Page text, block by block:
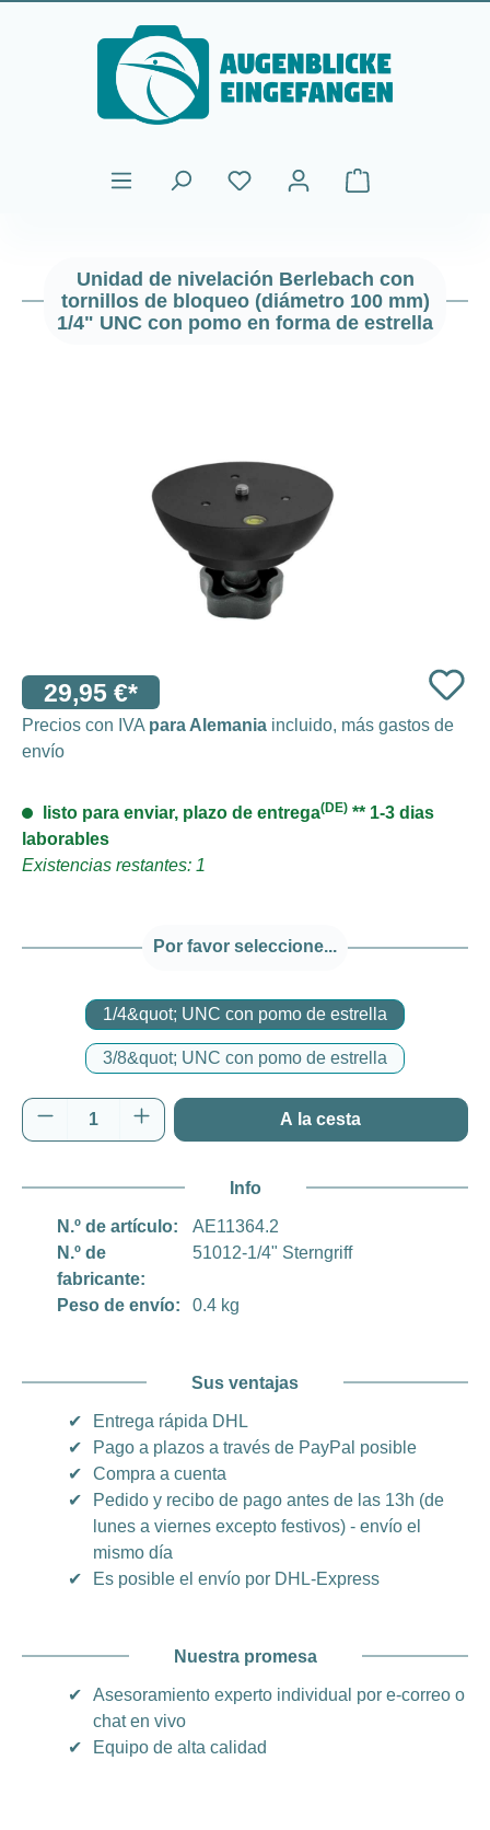
Saltar al contenido principal
El carrito de
Unidad de nivelación Berlebach con
tornillos de bloqueo (diámetro 100 mm)
1/4" UNC con pomo en forma de estrella
29,95 €*
Precios con IVA para Alemania incluido, más gastos de
envío
listo para enviar, plazo de entrega(DE) ** 1-3 dias
laborables
Existencias restantes: 1
Por favor seleccione...
1/4&quot; UNC con pomo de estrella
3/8&quot; UNC con pomo de estrella
Cantidad del producto: introduce la
A la cesta
Info
N.º de artículo:
AE11364.2
N.º de
fabricante:
51012-1/4" Sterngriff
Peso de envío: 0.4 kg
Sus ventajas
✔
Entrega rápida DHL
✔
Pago a plazos a través de PayPal posible
✔
Compra a cuenta
✔
Pedido y recibo de pago antes de las 13h (de
lunes a viernes excepto festivos) - envío el
mismo día
✔
Es posible el envío por DHL-Express
Nuestra promesa
✔
Asesoramiento experto individual por e-correo o
chat en vivo
✔
Equipo de alta calidad